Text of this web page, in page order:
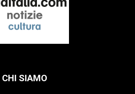
CHI SIAMO